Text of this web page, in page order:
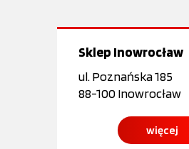
Sklep Inowrocław
ul. Poznańska 185
88-100 Inowrocław
więcej